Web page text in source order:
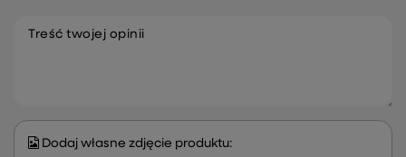
Treść twojej opinii
Dodaj własne zdjęcie produktu: